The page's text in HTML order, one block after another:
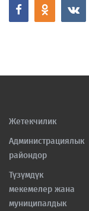
Жетекчилик
Администрациялык
райондор
Түзүмдүк
мекемелер жана
муниципалдык